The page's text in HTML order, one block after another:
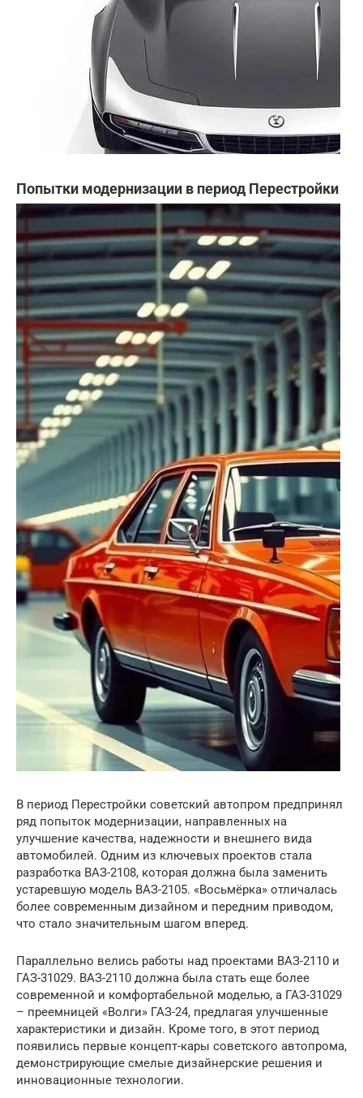
Попытки модернизации в период Перестройки
В период Перестройки советский автопром предпринял
ряд попыток модернизации, направленных на
улучшение качества, надежности и внешнего вида
автомобилей. Одним из ключевых проектов стала
разработка ВАЗ-2108, которая должна была заменить
устаревшую модель ВАЗ-2105. «Восьмёрка» отличалась
более современным дизайном и передним приводом,
что стало значительным шагом вперед.
Параллельно велись работы над проектами ВАЗ-2110 и
ГАЗ-31029. ВАЗ-2110 должна была стать еще более
современной и комфортабельной моделью, а ГАЗ-31029
– преемницей «Волги» ГАЗ-24, предлагая улучшенные
характеристики и дизайн. Кроме того, в этот период
появились первые концепт-кары советского автопрома,
демонстрирующие смелые дизайнерские решения и
инновационные технологии.